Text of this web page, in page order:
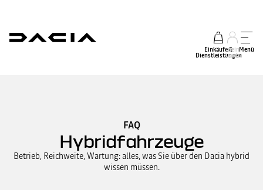
Einkäufe &
Dienstleistungen
mein
Konto
Menü
FAQ
Hybridfahrzeuge
Betrieb, Reichweite, Wartung: alles, was Sie über den Dacia hybrid
wissen müssen.